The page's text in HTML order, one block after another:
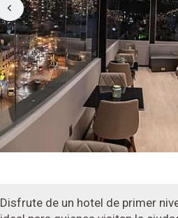
Disfrute de un hotel de primer